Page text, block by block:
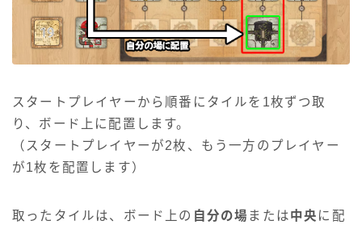
スタートプレイヤーから順番にタイルを1枚ずつ取
り、ボード上に配置します。
（スタートプレイヤーが2枚、もう一方のプレイヤー
が1枚を配置します）
取ったタイルは、ボード上の 自分の場 または中央 に配